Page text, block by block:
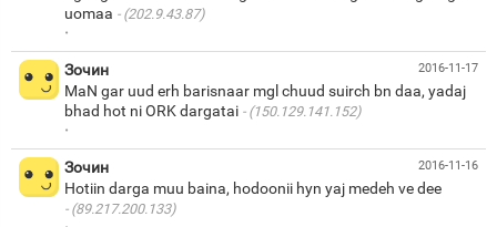
uomaa
(202.9.43.87)
·
2016-11-17
Зочин
MaN gar uud erh barisnaar mgl chuud suirch bn daa, yadaj
bhad hot ni ORK dargatai
(150.129.141.152)
·
2016-11-16
Зочин
(89.217.200.133)